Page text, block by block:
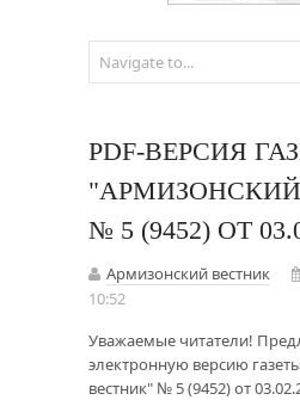
PDF-ВЕРСИЯ
№ 5 (9452) ОТ
Армизонский вестник
10:52
Уважаемые читатели!
электронную версию
вестник" № 5 (9452) от